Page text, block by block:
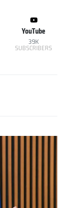
YouTube
39K
SUBSCRIBERS